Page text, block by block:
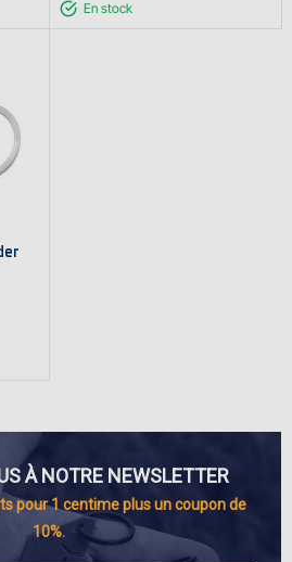
En stock
À NOTRE NEWSLETTER
pour 1 centime plus un coupon de
10%.